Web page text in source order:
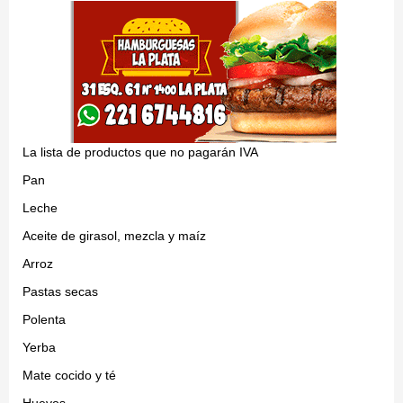
La lista de productos que no pagarán IVA
Pan
Leche
Aceite de girasol, mezcla y maíz
Arroz
Pastas secas
Polenta
Yerba
Mate cocido y té